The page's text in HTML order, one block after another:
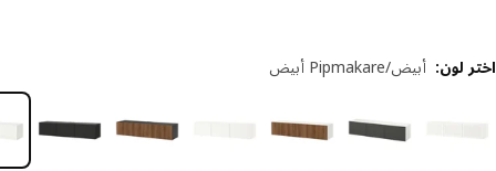
لون: أبيض/Pipmakare أبيض